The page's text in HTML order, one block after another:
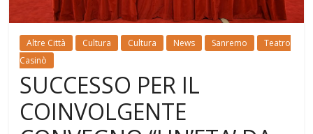
Altre Città Cultura Cultura News Sanremo
Teatro
Casinò
SUCCESSO PER IL
COINVOLGENTE